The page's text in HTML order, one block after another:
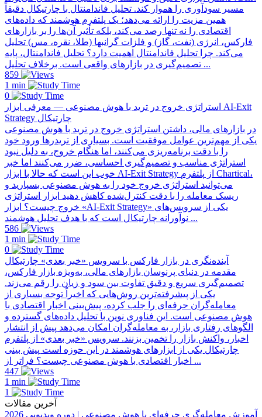
مسیر سودآوری را هموار کند. تحلیل فاندامنتال با چارتیکال دقیقاً
همین مزیت را ارائه می‌دهد؛ یک پلتفرم هوشمند که داده‌های
اقتصادی را نه تنها رصد می‌کند، بلکه تأثیر آن‌ها را بر بازارهای
فارکس، انرژی (نفت، گاز) و فلزات گرانبها (طلا، نقره، مس) تحلیل
می‌کند. چرا تحلیل فاندامنتال اهمیت دارد؟ تحلیل فاندامنتال، پایه
تصمیم‌گیری در بازارهای واقعی است. برخلاف تحلیل ...
859
1 min
0
استراتژی خروج در ترید با هوش مصنوعی — معرفی ابزار AI-Exit
Strategy چارتیکال
در بازارهای مالی، داشتن استراتژی خروج در ترید با هوش مصنوعی
یکی از مهم‌ترین عوامل موفقیت است. بسیاری از تریدرها ورود خود
را با دقت برنامه‌ریزی می‌کنند، اما هنگام خروج، به دلیل نبود
استراتژی مناسب و تصمیم‌گیری احساسی، ضرر می‌کنند اما خبر
خوب این است که حالا با ابزار AI-Exit Strategy از پلتفرم Chartical،
می‌توانید استراتژی خروج خود را به هوش مصنوعی بسپارید و
ریسک معامله را با دقت کنترل‌شده کاهش دهید ابزار استراتژی
خروج چیست؟ ابزار «AI-Exit Strategy» یکی از سرویس‌های
نوآورانه چارتیکال است که با هدف تحلیل هوشمند ...
586
1 min
0
آینده‌نگری در بازار فارکس با سرویس «خبر بعدی» چارتیکال
مقدمه در دنیای پرنوسان بازارهای مالی، به‌ویژه بازار فارکس،
تصمیم‌گیری سریع و دقیق تفاوت بین سود و زیان را رقم می‌زند.
یکی از پیشرفته‌ترین روش‌هایی که اخیراً توجه بسیاری از
معامله‌گران حرفه‌ای را جلب کرده، پیش‌بینی اخبار اقتصادی با
هوش مصنوعی است. این فناوری نوین با تحلیل داده‌های گسترده و
الگوهای رفتاری بازار، به معامله‌گران امکان می‌دهد پیش از انتشار
اخبار، واکنش بازار را تخمین بزنند. سرویس «خبر بعدی» از پلتفرم
چارتیکال یکی از ابزارهای هوشمند در این حوزه است پیش بینی
اخبار اقتصادی با هوش مصنوعی چیست؟ فراتر از ...
447
1 min
1
آخرین مقالات
آموزش معامله‌گری حرفه‌ای با هوش مصنوعی | دوره ویدیویی 2026